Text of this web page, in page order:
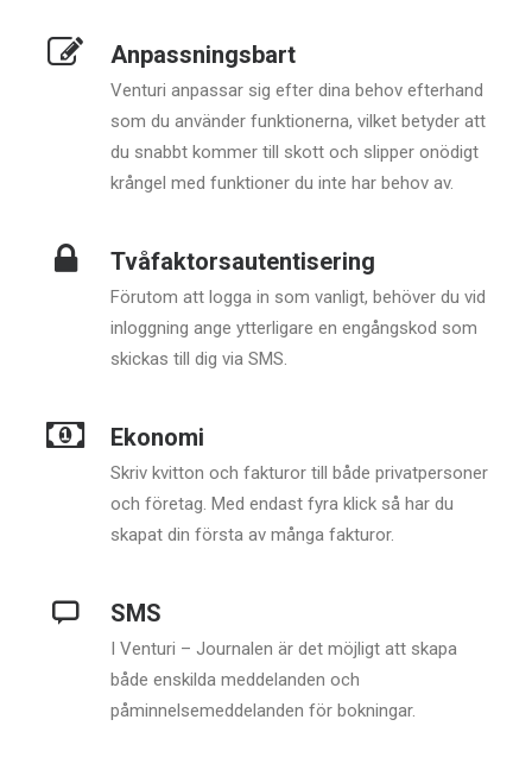
Anpassningsbart
Venturi anpassar sig efter dina behov efterhand
som du använder funktionerna, vilket betyder att
du snabbt kommer till skott och slipper onödigt
krångel med funktioner du inte har behov av.
Tvåfaktorsautentisering
Förutom att logga in som vanligt, behöver du vid
inloggning ange ytterligare en engångskod som
skickas till dig via SMS.
Ekonomi
Skriv kvitton och fakturor till både privatpersoner
och företag. Med endast fyra klick så har du
skapat din första av många fakturor.
SMS
I Venturi – Journalen är det möjligt att skapa
både enskilda meddelanden och
påminnelsemeddelanden för bokningar.